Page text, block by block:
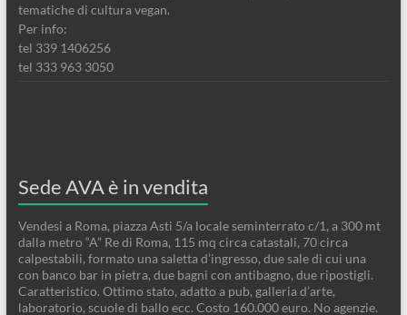
tematiche di cultura vegan.
Per info:
tel 339 1406256
tel 333 963 3050
Sede AVA è in vendita
Vendesi a Roma, piazza Asti 5/a locale seminterrato c/1, a 300 mt
dalla metro “A” Re di Roma, 115 mq circa catastali, 70 circa
calpestabili, formato una saletta d’ingresso, due sale di cui una
con banco bar in pietra, due bagni con antibagno, due ripostigli.
Caratteristico. Ottimo stato, adatto a pub, galleria d’arte,
laboratorio, scuole di ballo ecc. Costo 160.000 euro. No agenzie.